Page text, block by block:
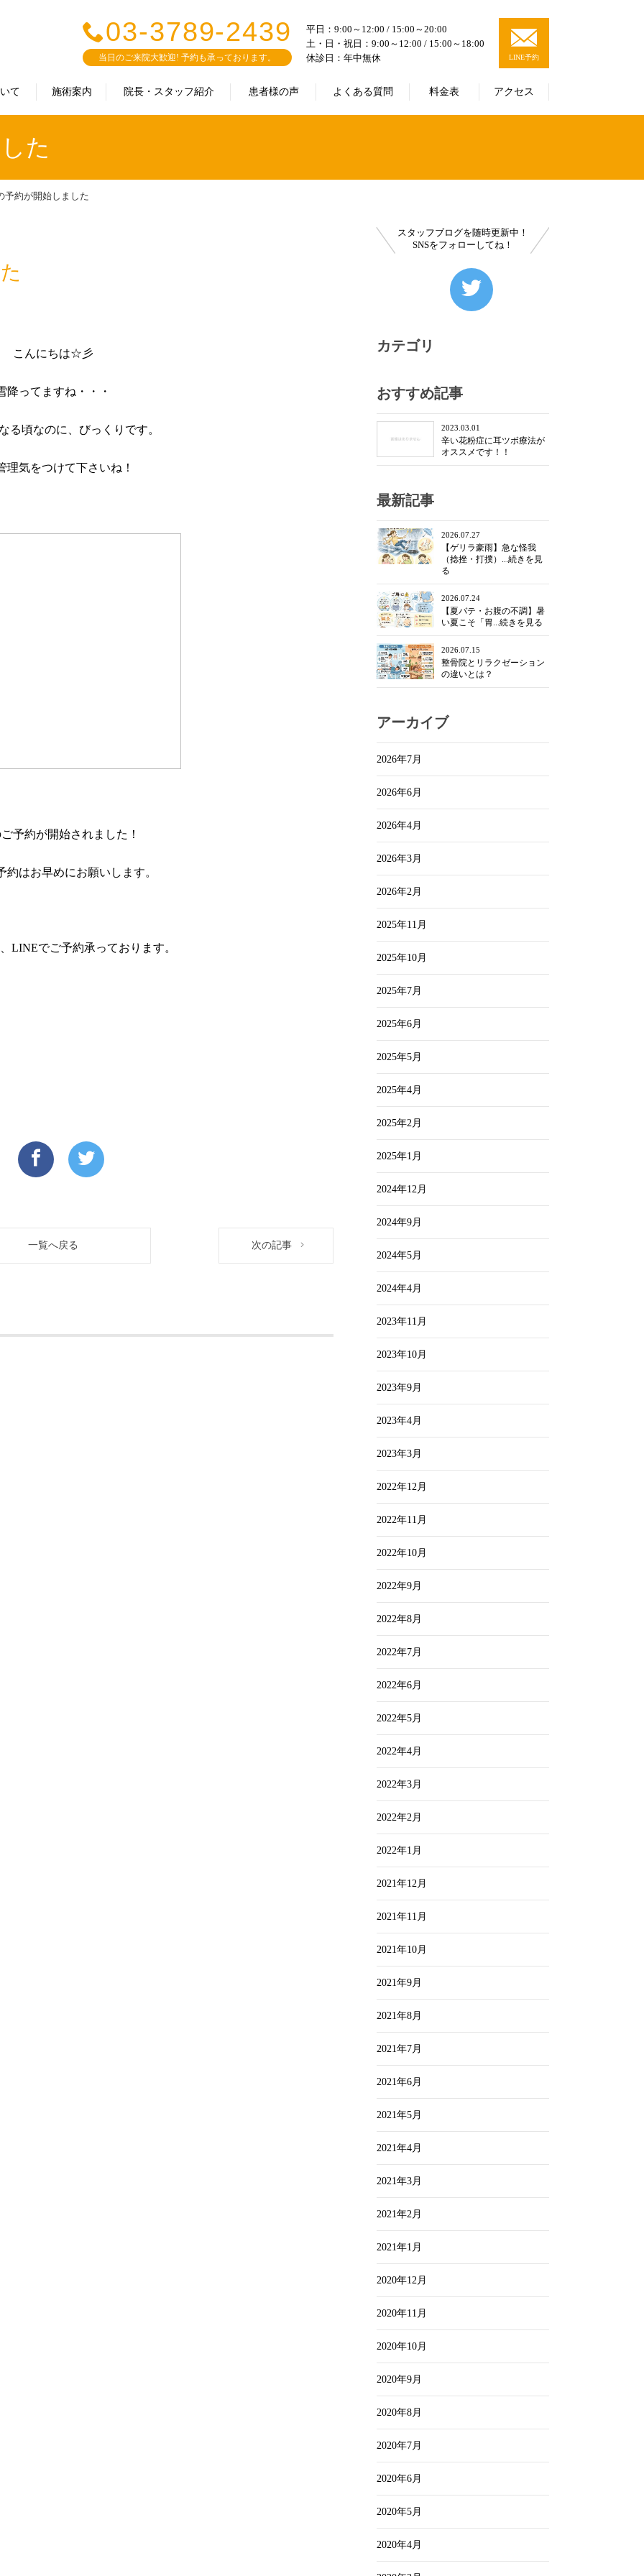
て 施術案内 院長・スタッフ紹介 患者様の声 よくある質問 料金表 アクセス
03-3789-2439
当日のご来院大歓迎! 予約も承っております。
平日：9:00～12:00 / 15:00～20:00
土・日・祝日：9:00～12:00 / 15:00～18:00
休診日：年中無休
LINE予約
た
予約が開始しました
こんにちは☆彡
降ってますね・・・
る頃なのに、びっくりです。
理気をつけて下さいね！
予約が開始されました！
約はお早めにお願いします。
LINEでご予約承っております。
次の記事
一覧へ戻る
スタッフブログを随時更新中！
SNSをフォローしてね！
カテゴリ
おすすめ記事
2023.03.01
辛い花粉症に耳ツボ療法が
オススメです！！
最新記事
2026.07.27
【ゲリラ豪雨】急な怪我
（捻挫・打撲）...続きを見
る
2026.07.24
【夏バテ・お腹の不調】暑
い夏こそ「胃...続きを見る
2026.07.15
整骨院とリラクゼーション
の違いとは？
アーカイブ
2026年7月
2026年6月
2026年4月
2026年3月
2026年2月
2025年11月
2025年10月
2025年7月
2025年6月
2025年5月
2025年4月
2025年2月
2025年1月
2024年12月
2024年9月
2024年5月
2024年4月
2023年11月
2023年10月
2023年9月
2023年4月
2023年3月
2022年12月
2022年11月
2022年10月
2022年9月
2022年8月
2022年7月
2022年6月
2022年5月
2022年4月
2022年3月
2022年2月
2022年1月
2021年12月
2021年11月
2021年10月
2021年9月
2021年8月
2021年7月
2021年6月
2021年5月
2021年4月
2021年3月
2021年2月
2021年1月
2020年12月
2020年11月
2020年10月
2020年9月
2020年8月
2020年7月
2020年6月
2020年5月
2020年4月